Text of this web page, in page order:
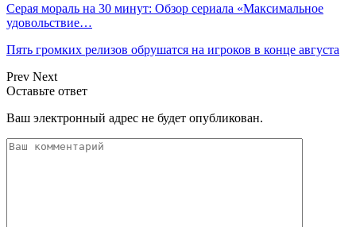
Серая мораль на 30 минут: Обзор сериала «Максимальное
удовольствие…
Пять громких релизов обрушатся на игроков в конце августа
Prev Next
Оставьте ответ
Ваш электронный адрес не будет опубликован.